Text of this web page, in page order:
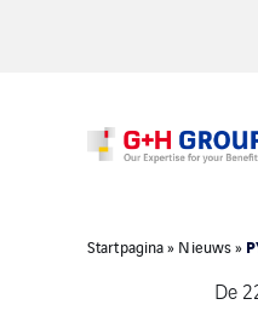
Startpagina» Nieuws»
De